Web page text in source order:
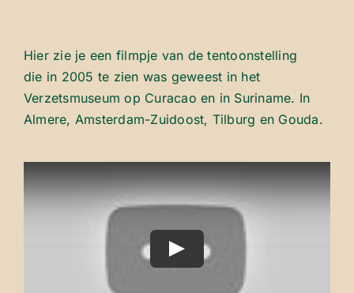
Hier zie je een filmpje van de tentoonstelling
die in 2005 te zien was geweest in het
Verzetsmuseum op Curacao en in Suriname. In
Almere, Amsterdam-Zuidoost, Tilburg en Gouda.
Play